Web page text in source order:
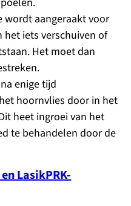
wordt aangeraakt voor
het iets verschuiven of
Het moet dan
enige tijd
hoornvlies door in het
heet ingroei van het
te behandelen door de
LasikPRK-